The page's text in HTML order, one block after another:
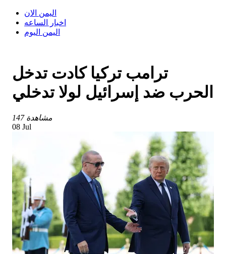
اليمن الان
اخبار الساعه
اليمن اليوم
ترامب تركيا كادت تدخل
الحرب ضد إسرائيل لولا تدخلي
147 مشاهدة
08 Jul